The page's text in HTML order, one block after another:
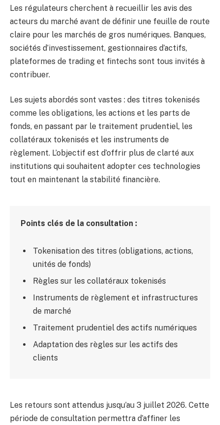
Les régulateurs cherchent à recueillir les avis des
acteurs du marché avant de définir une feuille de route
claire pour les marchés de gros numériques. Banques,
sociétés d’investissement, gestionnaires d’actifs,
plateformes de trading et fintechs sont tous invités à
contribuer.
Les sujets abordés sont vastes : des titres tokenisés
comme les obligations, les actions et les parts de
fonds, en passant par le traitement prudentiel, les
collatéraux tokenisés et les instruments de
règlement. L’objectif est d’offrir plus de clarté aux
institutions qui souhaitent adopter ces technologies
tout en maintenant la stabilité financière.
Points clés de la consultation :
Tokenisation des titres (obligations, actions,
unités de fonds)
Règles sur les collatéraux tokenisés
Instruments de règlement et infrastructures
de marché
Traitement prudentiel des actifs numériques
Adaptation des règles sur les actifs des
clients
Les retours sont attendus jusqu’au 3 juillet 2026. Cette
période de consultation permettra d’affiner les